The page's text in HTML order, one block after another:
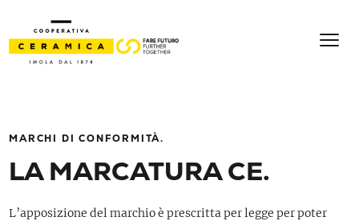
MARCHI DI CONFORMITÀ.
LA MARCATURA CE.
L’apposizione del marchio è prescritta per legge per poter